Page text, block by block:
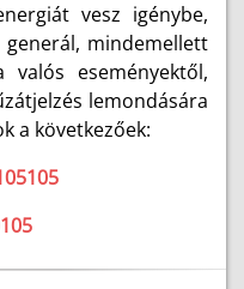
vesz igénybe,
mindemellett
eseményektől,
lemondására
a következőek: